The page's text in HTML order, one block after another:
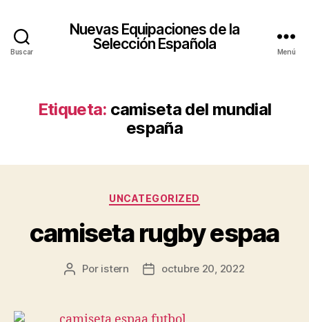
Buscar
Nuevas Equipaciones de la
Selección Española
Menú
Etiqueta: camiseta del mundial
españa
Categorías
UNCATEGORIZED
camiseta rugby espaa
Autor
entrada
Por istern
Fecha
entrada
octubre 20, 2022